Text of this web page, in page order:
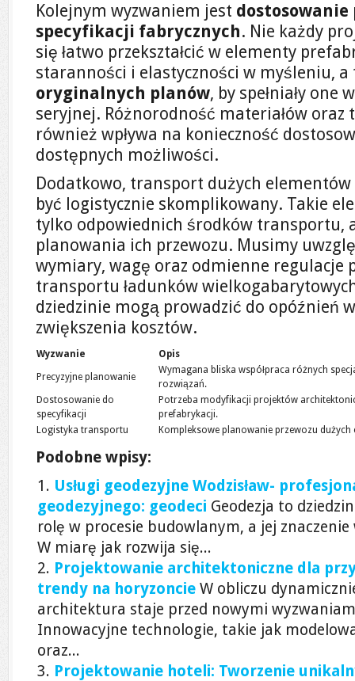
Kolejnym wyzwaniem jest
specyfikacji fabrycznych. Nie każdy
się łatwo przekształcić w elementy
staranności i elastyczności w myśleniu,
oryginalnych planów, by spełniały
seryjnej. Różnorodność materiałów
również wpływa na konieczność
dostępnych możliwości.
Dodatkowo, transport dużych
być logistycznie skomplikowany. Takie
tylko odpowiednich środków transportu,
planowania ich przewozu. Musimy
wymiary, wagę oraz odmienne regulacje
transportu ładunków
dziedzinie mogą prowadzić do opóźnień
zwiększenia kosztów.
Wyzwanie Opis
Precyzyjne planowanie
Wymagana bliska współpraca różnych
rozwiązań.
Dostosowanie do
specyfikacji
Potrzeba modyfikacji projektów
prefabrykacji.
Logistyka transportu
Kompleksowe planowanie przewozu
Podobne wpisy:
Usługi geodezyjne Wodzisław-
geodezyjnego: geodeci Geodezja to
rolę w procesie budowlanym, a jej znaczenie
W miarę jak rozwija się...
Projektowanie architektoniczne dla
trendy na horyzoncie W obliczu
architektura staje przed nowymi
Innowacyjne technologie, takie jak
oraz...
Projektowanie hoteli: Tworzenie